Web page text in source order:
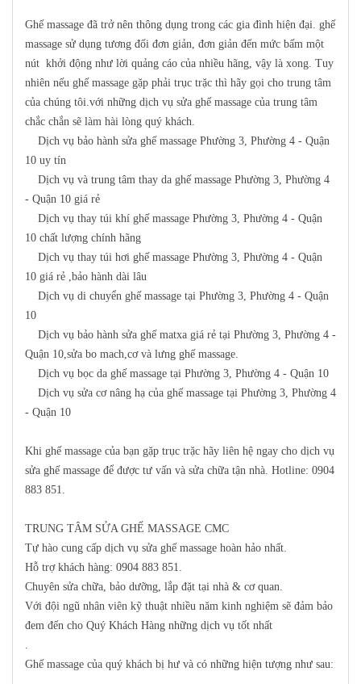
Ghế massage đã trở nên thông dụng trong các gia đình hiện đại. ghế
massage sử dụng tương đối đơn giản, đơn giản đến mức bấm một
nút khởi động như lời quảng cáo của nhiều hãng, vậy là xong. Tuy
nhiên nếu ghế massage gặp phải trục trặc thì hãy gọi cho trung tâm
của chúng tôi.với những dịch vụ sửa ghế massage của trung tâm
chắc chắn sẽ làm hài lòng quý khách.
Dịch vụ bảo hành sửa ghế massage Phường 3, Phường 4 - Quận
10 uy tín
Dịch vụ và trung tâm thay da ghế massage Phường 3, Phường 4
- Quận 10 giá rẻ
Dịch vụ thay túi khí ghế massage Phường 3, Phường 4 - Quận
10 chất lượng chính hãng
Dịch vụ thay túi hơi ghế massage Phường 3, Phường 4 - Quận
10 giá rẻ ,bảo hành dài lâu
Dịch vụ di chuyển ghế massage tại Phường 3, Phường 4 - Quận
10
Dịch vụ bảo hành sửa ghế matxa giá rẻ tại Phường 3, Phường 4 -
Quận 10,sửa bo mach,cơ và lưng ghế massage.
Dịch vụ bọc da ghế massage tại Phường 3, Phường 4 - Quận 10
Dịch vụ sửa cơ nâng hạ của ghế massage tại Phường 3, Phường 4
- Quận 10
Khi ghế massage của bạn gặp trục trặc hãy liên hệ ngay cho dịch vụ
sửa ghế massage để được tư vấn và sửa chữa tận nhà. Hotline: 0904
883 851.
TRUNG TÂM SỬA GHẾ MASSAGE CMC
Tự hào cung cấp dịch vụ sửa ghế massage hoàn hảo nhất.
Hỗ trợ khách hàng: 0904 883 851.
Chuyên sửa chữa, bảo dưỡng, lắp đặt tại nhà & cơ quan.
Với đội ngũ nhân viên kỹ thuật nhiều năm kinh nghiệm sẽ đảm bảo
đem đến cho Quý Khách Hàng những dịch vụ tốt nhất
.
Ghế massage của quý khách bị hư và có những hiện tượng như sau: